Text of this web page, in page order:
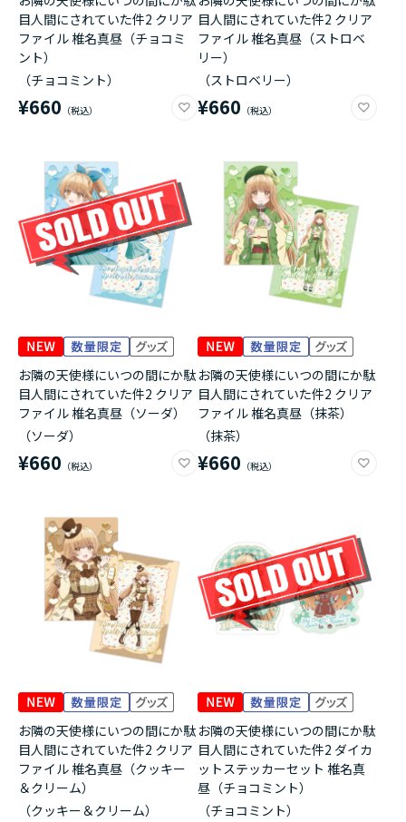
目人間にされていた件2 クリア
ファイル 椎名真昼（チョコミ
ント）
（チョコミント）
¥660
目人間にされていた件2 クリア
ファイル 椎名真昼（ストロベ
リー）
（ストロベリー）
¥660
お隣の天使様にいつの間にか駄
目人間にされていた件2 クリア
ファイル 椎名真昼（ソーダ）
（ソーダ）
¥660
お隣の天使様にいつの間にか駄
目人間にされていた件2 クリア
ファイル 椎名真昼（抹茶）
（抹茶）
¥660
お隣の天使様にいつの間にか駄
目人間にされていた件2 クリア
ファイル 椎名真昼（クッキー
＆クリーム）
（クッキー＆クリーム）
お隣の天使様にいつの間にか駄
目人間にされていた件2 ダイカ
ットステッカーセット 椎名真
昼（チョコミント）
（チョコミント）